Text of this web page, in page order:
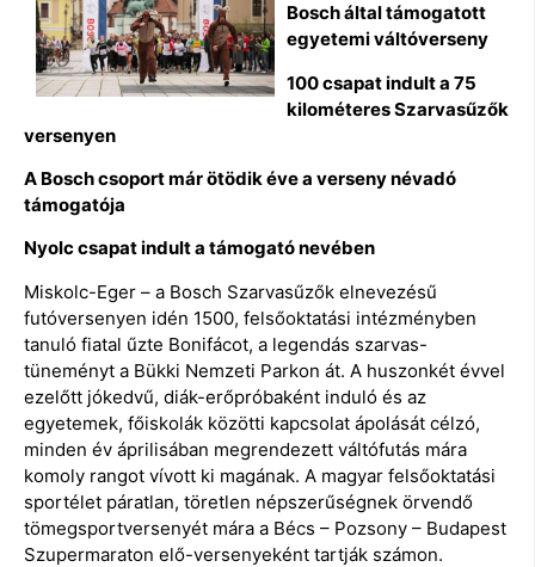
Bosch által támogatott
egyetemi váltóverseny
100 csapat indult a 75
kilométeres Szarvasűzők
versenyen
A Bosch csoport már ötödik éve a verseny névadó
támogatója
Nyolc csapat indult a támogató nevében
Miskolc-Eger – a Bosch Szarvasűzők elnevezésű
futóversenyen idén 1500, felsőoktatási intézményben
tanuló fiatal űzte Bonifácot, a legendás szarvas-
tüneményt a Bükki Nemzeti Parkon át. A huszonkét évvel
ezelőtt jókedvű, diák-erőpróbaként induló és az
egyetemek, főiskolák közötti kapcsolat ápolását célzó,
minden év áprilisában megrendezett váltófutás mára
komoly rangot vívott ki magának. A magyar felsőoktatási
sportélet páratlan, töretlen népszerűségnek örvendő
tömegsportversenyét mára a Bécs – Pozsony – Budapest
Szupermaraton elő-versenyeként tartják számon.